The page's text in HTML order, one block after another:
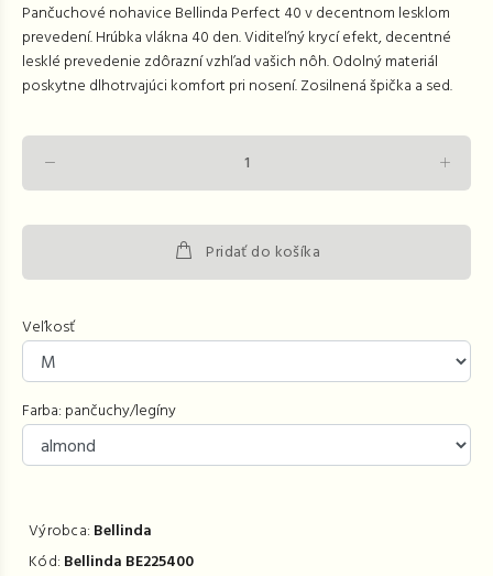
Pančuchové nohavice Bellinda Perfect 40 v decentnom lesklom
prevedení. Hrúbka vlákna 40 den. Viditeľný krycí efekt, decentné
lesklé prevedenie zdôrazní vzhľad vašich nôh. Odolný materiál
poskytne dlhotrvajúci komfort pri nosení. Zosilnená špička a sed.
Pridať do košíka
Veľkosť
Farba: pančuchy/legíny
Výrobca: Bellinda
Kód: Bellinda BE225400